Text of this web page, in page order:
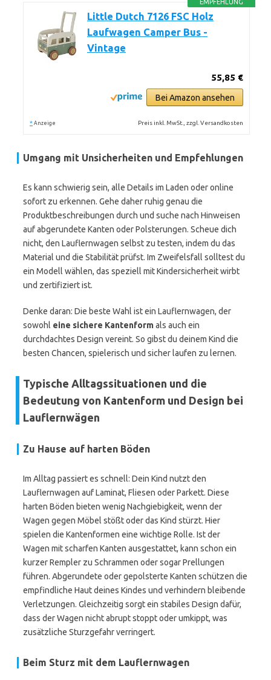
EMPFEHLUNG
Little Dutch 7126 FSC Holz
Laufwagen Camper Bus -
Vintage
55,85 €
Bei Amazon ansehen
* Anzeige Preis inkl. MwSt., zzgl. Versandkosten
Umgang mit Unsicherheiten und Empfehlungen
Es kann schwierig sein, alle Details im Laden oder online
sofort zu erkennen. Gehe daher ruhig genau die
Produktbeschreibungen durch und suche nach Hinweisen
auf abgerundete Kanten oder Polsterungen. Scheue dich
nicht, den Lauflernwagen selbst zu testen, indem du das
Material und die Stabilität prüfst. Im Zweifelsfall solltest du
ein Modell wählen, das speziell mit Kindersicherheit wirbt
und zertifiziert ist.
Denke daran: Die beste Wahl ist ein Lauflernwagen, der
sowohl eine sichere Kantenformals auch ein
durchdachtes Design vereint. So gibst du deinem Kind die
besten Chancen, spielerisch und sicher laufen zu lernen.
Typische Alltagssituationen und die
Bedeutung von Kantenform und Design bei
Lauflernwägen
Zu Hause auf harten Böden
Im Alltag passiert es schnell: Dein Kind nutzt den
Lauflernwagen auf Laminat, Fliesen oder Parkett. Diese
harten Böden bieten wenig Nachgiebigkeit, wenn der
Wagen gegen Möbel stößt oder das Kind stürzt. Hier
spielen die Kantenformen eine wichtige Rolle. Ist der
Wagen mit scharfen Kanten ausgestattet, kann schon ein
kurzer Rempler zu Schrammen oder sogar Prellungen
führen. Abgerundete oder gepolsterte Kanten schützen die
empfindliche Haut deines Kindes und verhindern bleibende
Verletzungen. Gleichzeitig sorgt ein stabiles Design dafür,
dass der Wagen nicht abrupt stoppt oder umkippt, was
zusätzliche Sturzgefahr verringert.
Beim Sturz mit dem Lauflernwagen